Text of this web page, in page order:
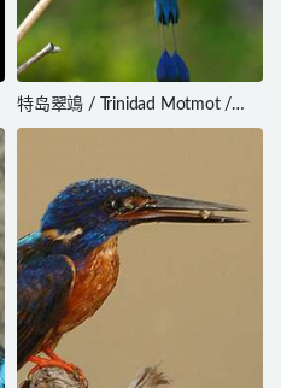
特岛翠鴗 / Trinidad Motmot /
Momotus bahamensis